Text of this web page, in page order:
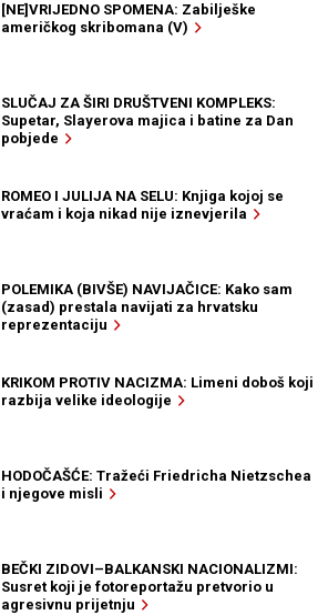
[NE]VRIJEDNO SPOMENA: Zabilješke
američkog skribomana (V)
SLUČAJ ZA ŠIRI DRUŠTVENI KOMPLEKS:
Supetar, Slayerova majica i batine za Dan
pobjede
ROMEO I JULIJA NA SELU: Knjiga kojoj se
vraćam i koja nikad nije iznevjerila
POLEMIKA (BIVŠE) NAVIJAČICE: Kako sam
(zasad) prestala navijati za hrvatsku
reprezentaciju
KRIKOM PROTIV NACIZMA: Limeni doboš koji
razbija velike ideologije
HODOČAŠĆE: Tražeći Friedricha Nietzschea
i njegove misli
BEČKI ZIDOVI–BALKANSKI NACIONALIZMI:
Susret koji je fotoreportažu pretvorio u
agresivnu prijetnju